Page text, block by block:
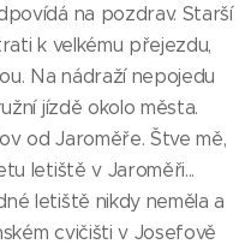
na pozdrav. Starší
k velkému přejezdu,
Na nádraží nepojedu
jízdě okolo města.
od Jaroměře. Štve mě,
letiště v Jaroměři...
letiště nikdy neměla a
cvičišti v Josefově